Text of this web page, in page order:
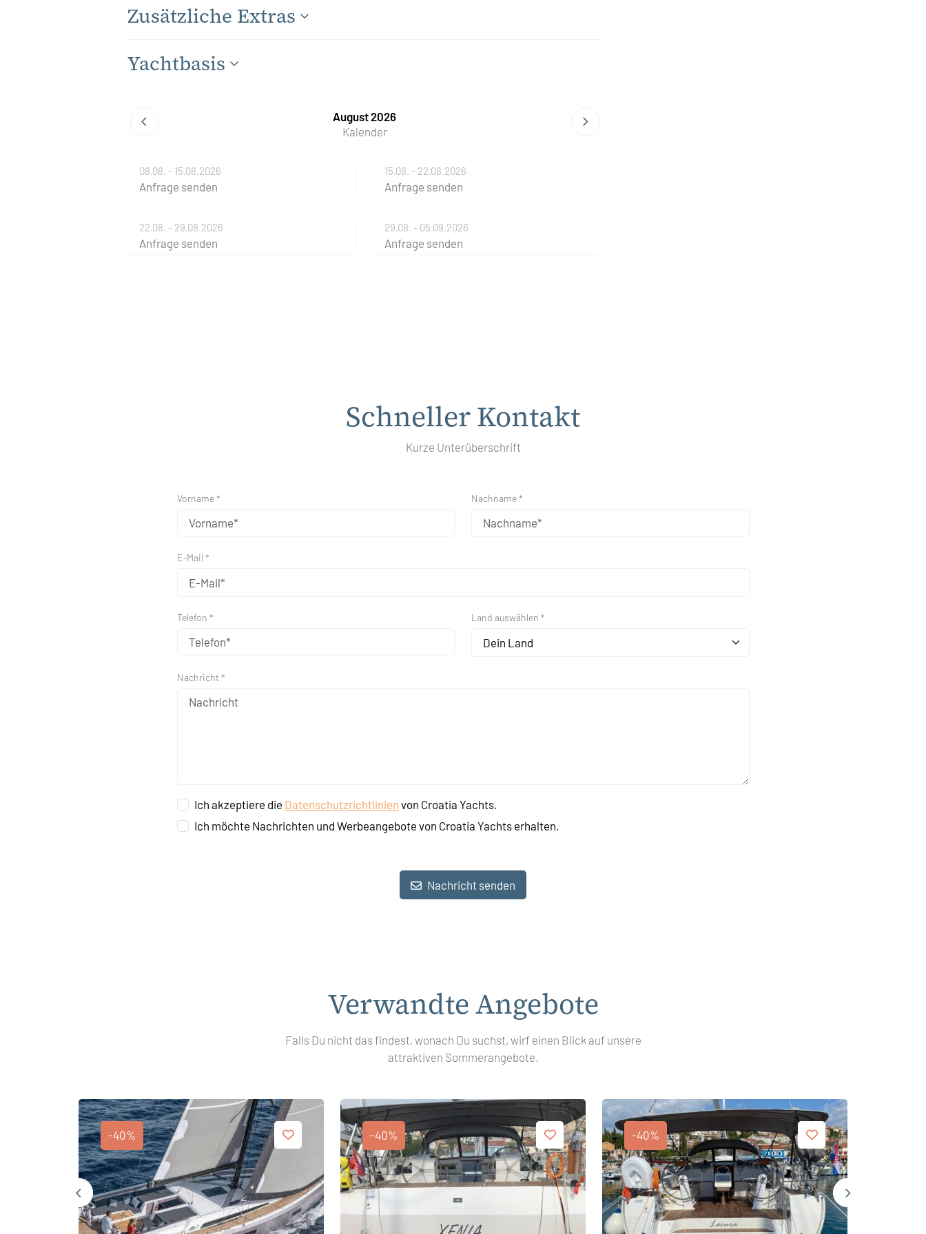
Zusätzliche Extras
Yachtbasis
August 2026
Kalender
08.08. - 15.08.2026
Anfrage senden
15.08. - 22.08.2026
Anfrage senden
22.08. - 29.08.2026
Anfrage senden
29.08. - 05.09.2026
Anfrage senden
Schneller Kontakt
Kurze Unterüberschrift
Vorname * Nachname *
E-Mail *
Telefon * Land auswählen *
Dein Land
Nachricht *
Ich akzeptiere die Datenschutzrichtlinien von Croatia Yachts.
Ich möchte Nachrichten und Werbeangebote von Croatia Yachts erhalten.
Nachricht senden
Verwandte Angebote
Falls Du nicht das findest, wonach Du suchst, wirf einen Blick auf unsere
attraktiven Sommerangebote.
-40% -40% -40%